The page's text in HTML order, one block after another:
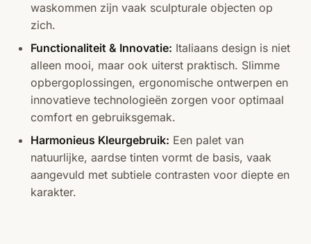
waskommen zijn vaak sculpturale objecten op
zich.
Functionaliteit & Innovatie: Italiaans design is niet
alleen mooi, maar ook uiterst praktisch. Slimme
opbergoplossingen, ergonomische ontwerpen en
innovatieve technologieën zorgen voor optimaal
comfort en gebruiksgemak.
Harmonieus Kleurgebruik: Een palet van
natuurlijke, aardse tinten vormt de basis, vaak
aangevuld met subtiele contrasten voor diepte en
karakter.